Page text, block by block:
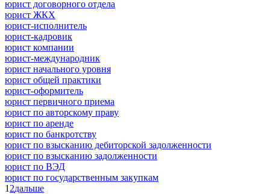
юрист договорного отдела
юрист ЖКХ
юрист-исполнитель
юрист-кадровик
юрист компании
юрист-международник
юрист начального уровня
юрист общей практики
юрист-оформитель
юрист первичного приема
юрист по авторскому праву
юрист по аренде
юрист по банкротству
юрист по взысканию дебиторской задолженности
юрист по взысканию задолженности
юрист по ВЭД
юрист по государственным закупкам
1 2дальше